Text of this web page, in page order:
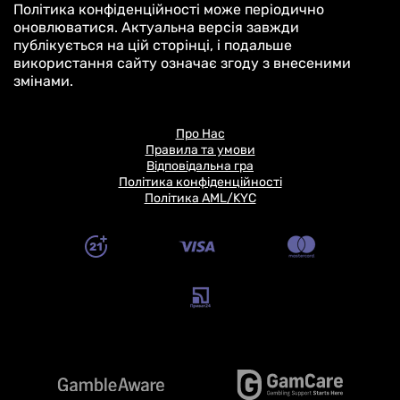
Політика конфіденційності може періодично
оновлюватися. Актуальна версія завжди
публікується на цій сторінці, і подальше
використання сайту означає згоду з внесеними
змінами.
Про Нас
Правила та умови
Відповідальна гра
Політика конфіденційності
Політика AML/KYC